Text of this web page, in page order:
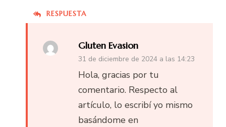
RESPUESTA
Gluten Evasion
31 de diciembre de 2024 a las 14:23
Hola, gracias por tu
comentario. Respecto al
artículo, lo escribí yo mismo
basándome en